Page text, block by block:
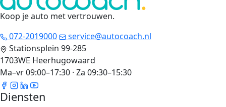
Koop je auto met vertrouwen.
072-2019000
service@autocoach.nl
Stationsplein 99-285
1703WE Heerhugowaard
Ma–vr 09:00–17:30 · Za 09:30–15:30
Diensten